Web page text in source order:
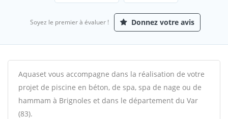
Soyez le premier à évaluer ! Donnez votre avis
Aquaset vous accompagne dans la réalisation de votre
projet de piscine en béton, de spa, spa de nage ou de
hammam à Brignoles et dans le département du Var
(83).